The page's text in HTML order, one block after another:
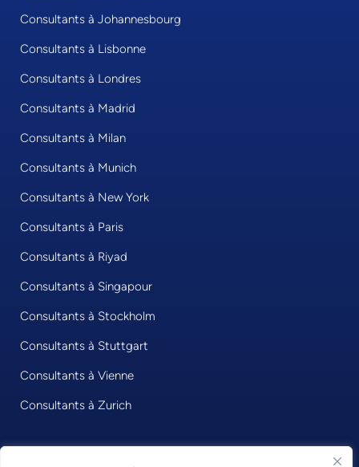
Consultants à Johannesbourg
Consultants à Lisbonne
Consultants à Londres
Consultants à Madrid
Consultants à Milan
Consultants à Munich
Consultants à New York
Consultants à Paris
Consultants à Riyad
Consultants à Singapour
Consultants à Stockholm
Consultants à Stuttgart
Consultants à Vienne
Consultants à Zurich